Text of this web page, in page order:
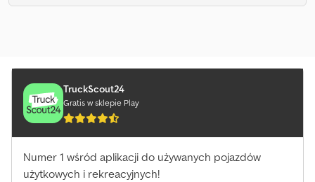
TruckScout24
Gratis w sklepie Play
Numer 1 wśród aplikacji do używanych pojazdów
użytkowych i rekreacyjnych!